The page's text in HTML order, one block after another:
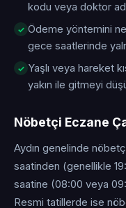
kodu veya doktor
Ödeme yöntemini
gece saatlerinde
Yaşlı veya hareket
yakın ile gitmeyi
Nöbetçi Eczane
Aydın genelinde
saatinden (genellikle
saatine (08:00 veya
Resmi tatillerde ise